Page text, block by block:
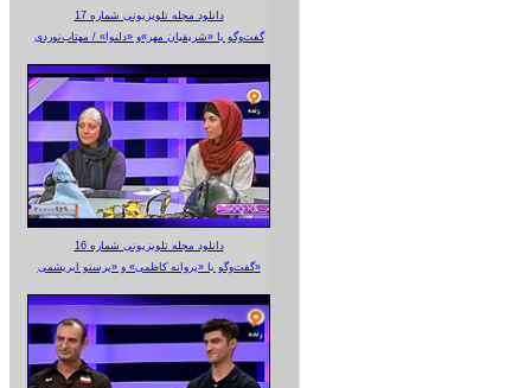
دانلود مجله تلویزیونی شماره 17
گفت‌وگو با «شریفیان مهر»‌و «دلنوا» / مهتاب‌نوردی
دانلود مجله تلویزیونی شماره 16
گفت‌وگو با «پروانه کاظمی» و «پرستو‌ ابریشمی»